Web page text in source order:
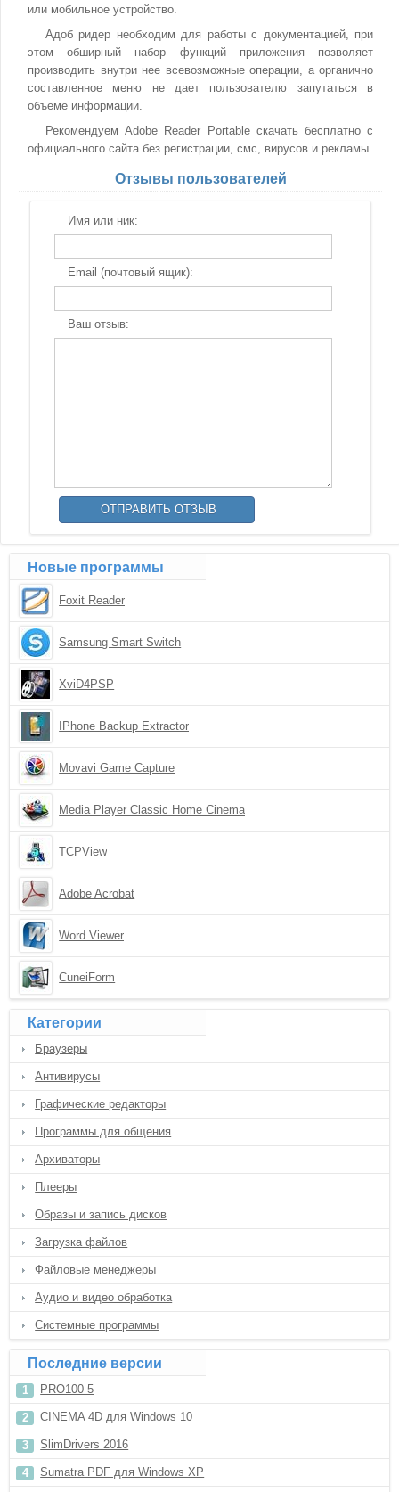
или мобильное устройство.
Адоб ридер необходим для работы с документацией, при
этом обширный набор функций приложения позволяет
производить внутри нее всевозможные операции, а органично
составленное меню не дает пользователю запутаться в
объеме информации.
Рекомендуем Adobe Reader Portable скачать бесплатно с
официального сайта без регистрации, смс, вирусов и рекламы.
Отзывы пользователей
Имя или ник:
Email (почтовый ящик):
Ваш отзыв:
Новые программы
Foxit Reader
Samsung Smart Switch
XviD4PSP
IPhone Backup Extractor
Movavi Game Capture
Media Player Classic Home Cinema
TCPView
Adobe Acrobat
Word Viewer
CuneiForm
Категории
Браузеры
Антивирусы
Графические редакторы
Программы для общения
Архиваторы
Плееры
Образы и запись дисков
Загрузка файлов
Файловые менеджеры
Аудио и видео обработка
Системные программы
Последние версии
PRO100 5
CINEMA 4D для Windows 10
SlimDrivers 2016
Sumatra PDF для Windows XP